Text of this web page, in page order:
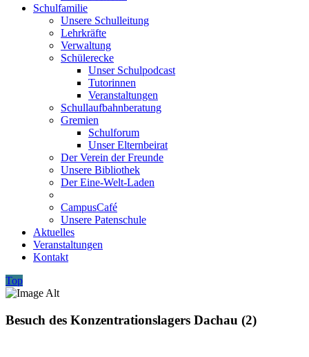
Schulfamilie
Unsere Schulleitung
Lehrkräfte
Verwaltung
Schülerecke
Unser Schulpodcast
Tutorinnen
Veranstaltungen
Schullaufbahnberatung
Gremien
Schulforum
Unser Elternbeirat
Der Verein der Freunde
Unsere Bibliothek
Der Eine-Welt-Laden
CampusCafé
Unsere Patenschule
Aktuelles
Veranstaltungen
Kontakt
Top
Besuch des Konzentrationslagers Dachau (2)